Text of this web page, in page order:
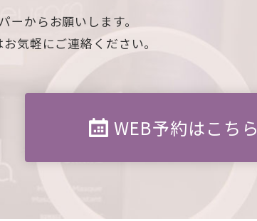
ーからお願いします。
気軽にご連絡ください。
WEB予約はこちら